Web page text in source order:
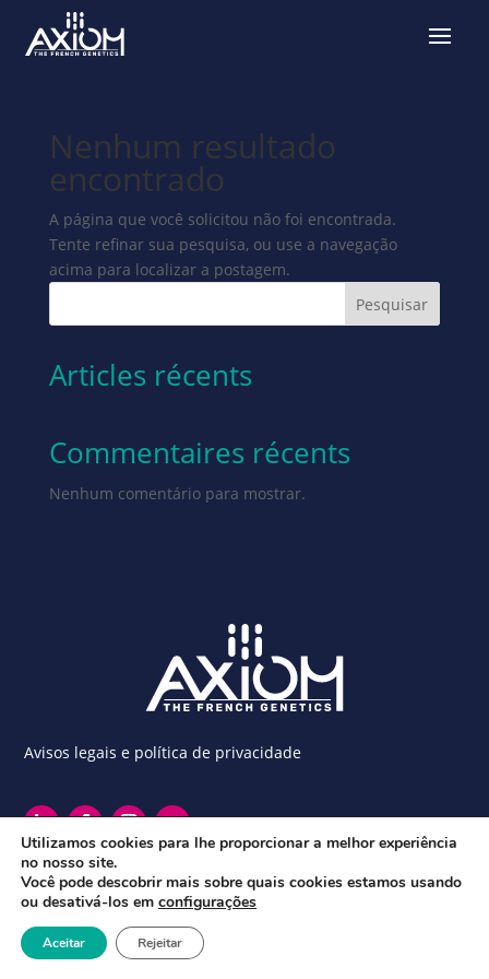
Nenhum resultado
encontrado
A página que você solicitou não foi encontrada.
Tente refinar sua pesquisa, ou use a navegação
acima para localizar a postagem.
Pesquisar
Articles récents
Commentaires récents
Nenhum comentário para mostrar.
Avisos legais e política de privacidade
Utilizamos cookies para lhe proporcionar a melhor experiência
no nosso site.
Você pode descobrir mais sobre quais cookies estamos usando
ou desativá-los em configurações
Aceitar Rejeitar